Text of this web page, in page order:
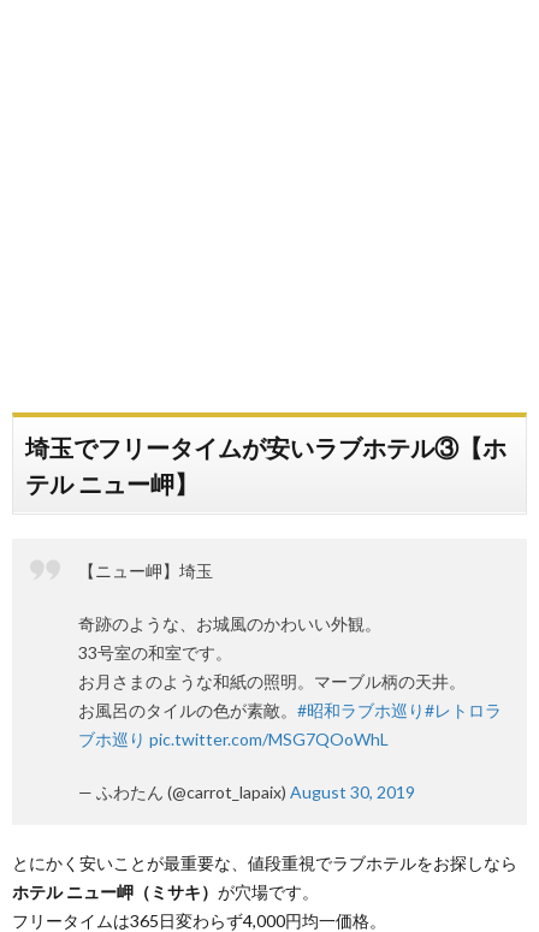
埼玉でフリータイムが安いラブホテル③【ホ
テル ニュー岬】
【ニュー岬】埼玉
奇跡のような、お城風のかわいい外観。
33号室の和室です。
お月さまのような和紙の照明。マーブル柄の天井。
お風呂のタイルの色が素敵。 #昭和ラブホ巡り#レトロラ
ブホ巡り pic.twitter.com/MSG7QOoWhL
— ふわたん (@carrot_lapaix) August 30, 2019
とにかく安いことが最重要な、値段重視でラブホテルをお探しなら
ホテル ニュー岬（ミサキ） が穴場です。
フリータイムは365日変わらず4,000円均一価格。